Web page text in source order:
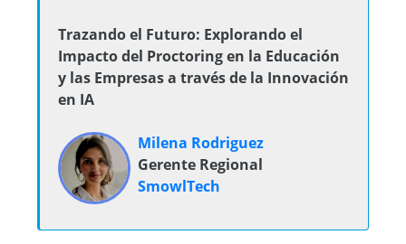
Trazando el Futuro: Explorando el
Impacto del Proctoring en la Educación
y las Empresas a través de la Innovación
en IA
Milena Rodriguez
Gerente Regional
SmowlTech